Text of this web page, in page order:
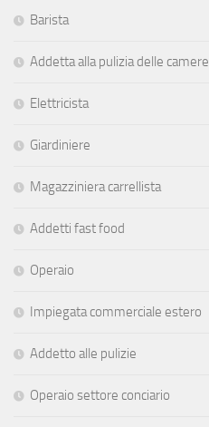
Barista
Addetta alla pulizia delle camere
Elettricista
Giardiniere
Magazziniera carrellista
Addetti fast food
Operaio
Impiegata commerciale estero
Addetto alle pulizie
Operaio settore conciario